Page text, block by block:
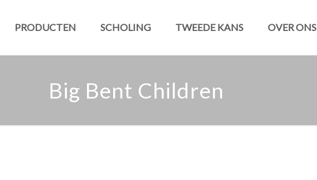
PRODUCTEN SCHOLING TWEEDE KANS OVER ONS
Big Bent Children